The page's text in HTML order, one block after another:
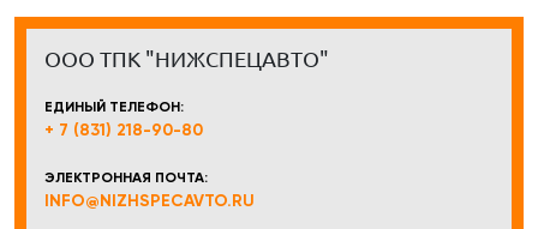
ООО ТПК "НИЖСПЕЦАВТО"
ЕДИНЫЙ ТЕЛЕФОН:
+ 7 (831) 218-90-80
ЭЛЕКТРОННАЯ ПОЧТА:
INFO@NIZHSPECAVTO.RU